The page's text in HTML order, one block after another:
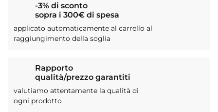
-3% di sconto
sopra i 300€ di spesa
applicato automaticamente al carrello al
raggiungimento della soglia
Rapporto
qualità/prezzo garantiti
valutiamo attentamente la qualità di
ogni prodotto